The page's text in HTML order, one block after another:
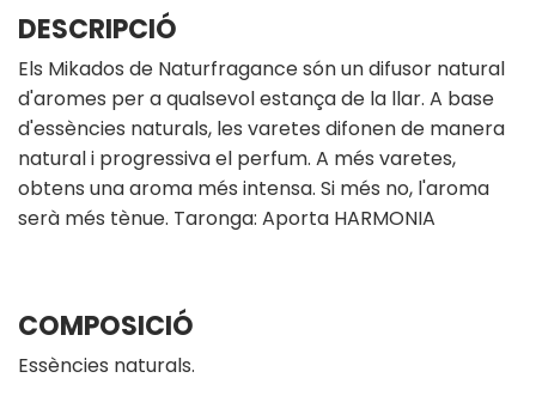
DESCRIPCIÓ
Els Mikados de Naturfragance són un difusor natural
d'aromes per a qualsevol estança de la llar. A base
d'essències naturals, les varetes difonen de manera
natural i progressiva el perfum. A més varetes,
obtens una aroma més intensa. Si més no, l'aroma
serà més tènue. Taronga: Aporta HARMONIA
COMPOSICIÓ
Essències naturals.